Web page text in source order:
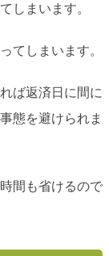
しまいます。
てしまいます。
ば返済日に間に
態を避けられま
間も省けるので